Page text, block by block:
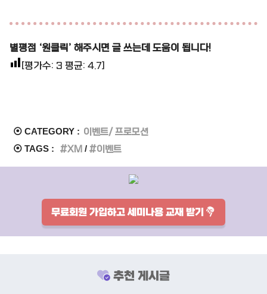
별평점 ‘원클릭’ 해주시면 글 쓰는데 도움이 됩니다!
[평가수: 3 평균: 4.7]
⦿ CATEGORY : 이벤트/ 프로모션
⦿ TAGS : XM 이벤트
무료회원 가입하고 세미나용 교재 받기
추천 게시글